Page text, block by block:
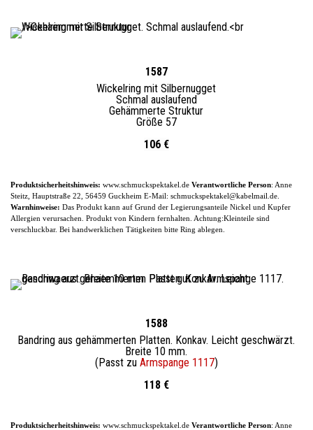
1587
Wickelring mit Silbernugget
Schmal auslaufend
Gehämmerte Struktur
Größe 57
106 €
Produktsicherheitshinweis: www.schmuckspektakel.de Verantwortliche Person: Anne
Steitz, Hauptstraße 22, 56459 Guckheim E-Mail: schmuckspektakel@kabelmail.de.
Warnhinweise: Das Produkt kann auf Grund der Legierungsanteile Nickel und Kupfer
Allergien verursachen. Produkt von Kindern fernhalten. Achtung:Kleinteile sind
verschluckbar. Bei handwerklichen Tätigkeiten bitte Ring ablegen.
1588
Bandring aus gehämmerten Platten. Konkav. Leicht geschwärzt.
Breite 10 mm.
(Passt zu Armspange 1117)
118 €
Produktsicherheitshinweis: www.schmuckspektakel.de Verantwortliche Person: Anne